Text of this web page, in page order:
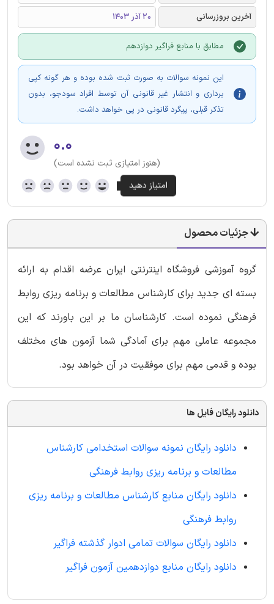
آخرین بروزرسانی
20 آذر 1403
مطابق با منابع فراگیر دوازدهم
این نمونه سوالات به صورت ثبت شده بوده و هر گونه کپی
برداری و انتشار غیر قانونی آن توسط افراد سودجو، بدون
تذکر قبلی، پیگرد قانونی در پی خواهد داشت.
۰.۰
(هنوز امتیازی ثبت نشده است)
جزئیات محصول
گروه آموزشی فروشگاه اینترنتی ایران عرضه اقدام به ارائه
بسته ای جدید برای کارشناس مطالعات و برنامه ریزی روابط
فرهنگی نموده است. کارشناسان ما بر این باورند که این
مجموعه عاملی مهم برای آمادگی شما آزمون های مختلف
بوده و قدمی مهم برای موفقیت در آن خواهد بود.
دانلود رایگان فایل ها
دانلود رایگان نمونه سوالات استخدامی کارشناس
مطالعات و برنامه ریزی روابط فرهنگی
دانلود رایگان منابع کارشناس مطالعات و برنامه ریزی
روابط فرهنگی
دانلود رایگان سوالات تمامی ادوار گذشته فراگیر
دانلود رایگان منابع دوازدهمین آزمون فراگیر